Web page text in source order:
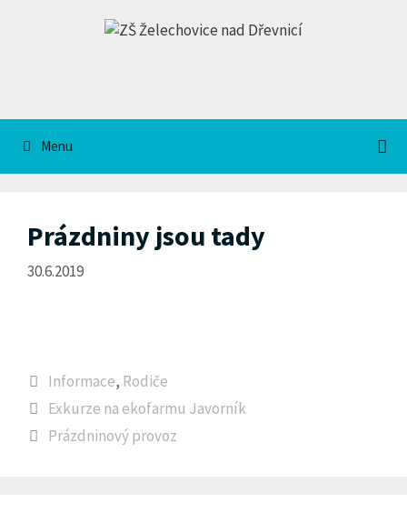
Menu
Prázdniny jsou tady
30.6.2019
Rubriky
Informace, Rodiče
Exkurze na ekofarmu Javorník
Prázdninový provoz